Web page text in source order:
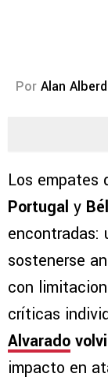
Por Alan
Los empates
Portugal y
encontradas:
sostenerse
con
críticas
Alvarado
impacto en